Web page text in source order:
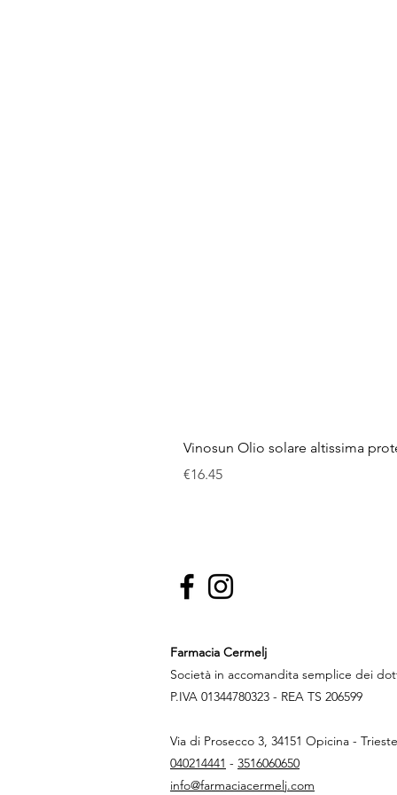
Vinosun Olio solare altissima
Price
€16.45
Farmacia Cermelj
Società in accomandita semplice dei
P.IVA 01344780323 - REA TS 206599
Via di Prosecco 3, 34151 Opicina -
040214441 - 3516060650
info@farmaciacermelj.com